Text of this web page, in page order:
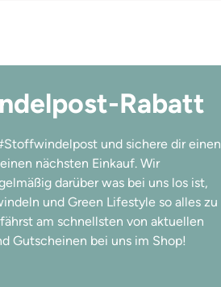
Rabatt
und sichere dir einen
nächsten Einkauf. Wir
darüber was bei uns los ist,
und Green Lifestyle so alles zu
am schnellsten von aktuellen
Gutscheinen bei uns im Shop!